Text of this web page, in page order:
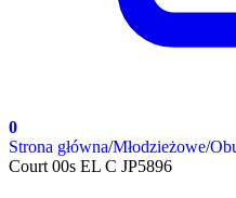
0
Strona główna/Młodzieżowe/
Court 00s EL C JP5896